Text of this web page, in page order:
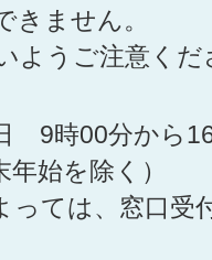
きません。
ようご注意くだ
9時00分から
年始を除く）
っては、窓口受